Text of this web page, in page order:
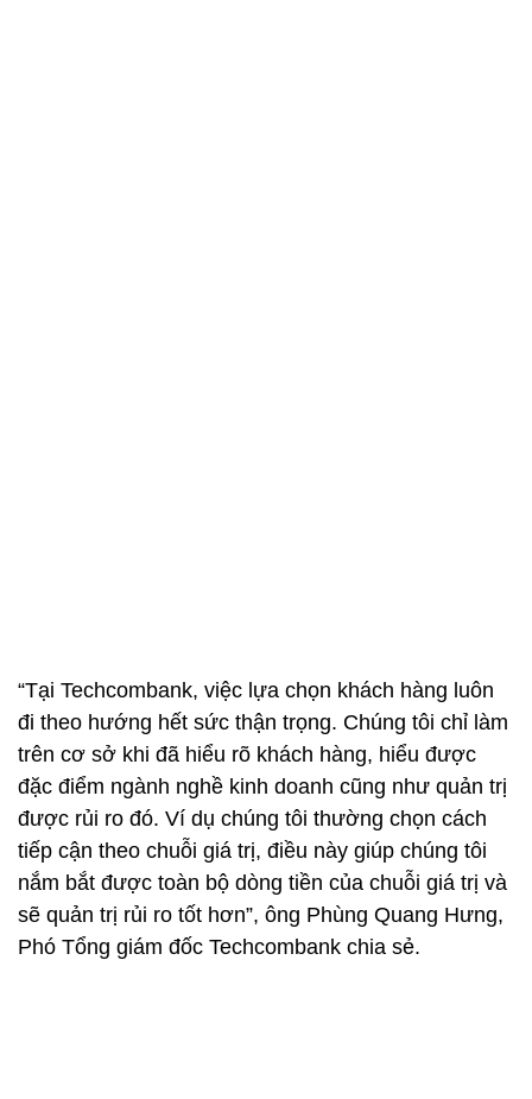
“Tại Techcombank, việc lựa chọn khách hàng luôn
đi theo hướng hết sức thận trọng. Chúng tôi chỉ làm
trên cơ sở khi đã hiểu rõ khách hàng, hiểu được
đặc điểm ngành nghề kinh doanh cũng như quản trị
được rủi ro đó. Ví dụ chúng tôi thường chọn cách
tiếp cận theo chuỗi giá trị, điều này giúp chúng tôi
nắm bắt được toàn bộ dòng tiền của chuỗi giá trị và
sẽ quản trị rủi ro tốt hơn”, ông Phùng Quang Hưng,
Phó Tổng giám đốc Techcombank chia sẻ.